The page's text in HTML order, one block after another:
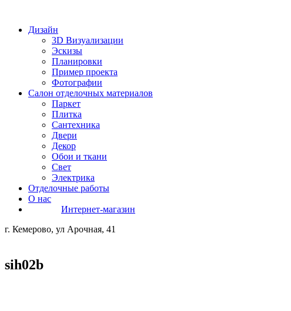
Дизайн
3D Визуализации
Эскизы
Планировки
Пример проекта
Фотографии
Салон отделочных материалов
Паркет
Плитка
Сантехника
Двери
Декор
Обои и ткани
Свет
Электрика
Отделочные работы
О нас
Интернет-магазин
г. Кемерово, ул Арочная, 41
sih02b